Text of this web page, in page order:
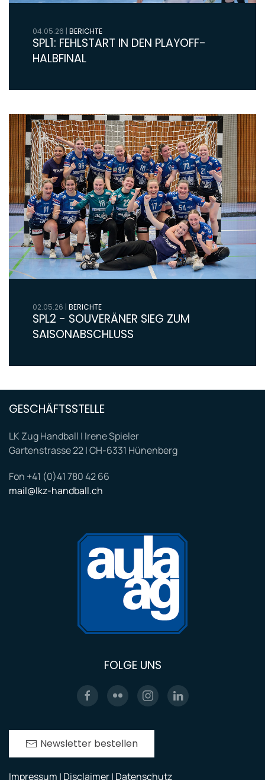
04.05.26 | BERICHTE
SPL1: FEHLSTART IN DEN PLAYOFF-
HALBFINAL
02.05.26 | BERICHTE
SPL2 - SOUVERÄNER SIEG ZUM
SAISONABSCHLUSS
GESCHÄFTSSTELLE
LK Zug Handball | Irene Spieler
Gartenstrasse 22 | CH-6331 Hünenberg
Fon +41 (0)41 780 42 66
mail@lkz-handball.ch
FOLGE UNS
Newsletter bestellen
Impressum | Disclaimer | Datenschutz